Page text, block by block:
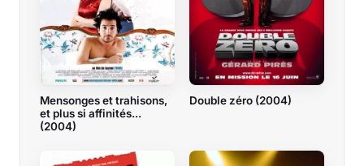
Mensonges et trahisons,
et plus si affinités...
(2004)
Double zéro (2004)